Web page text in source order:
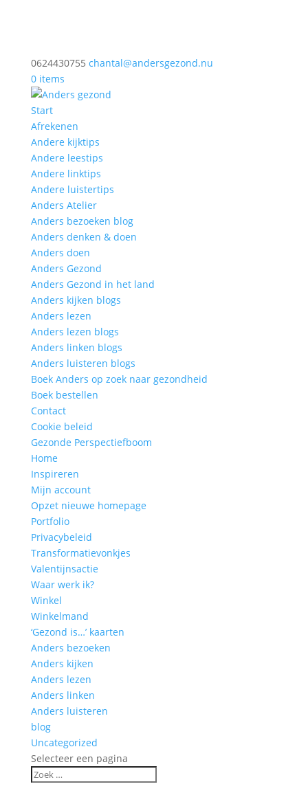
0624430755 chantal@andersgezond.nu
0 items
Start
Afrekenen
Andere kijktips
Andere leestips
Andere linktips
Andere luistertips
Anders Atelier
Anders bezoeken blog
Anders denken & doen
Anders doen
Anders Gezond
Anders Gezond in het land
Anders kijken blogs
Anders lezen
Anders lezen blogs
Anders linken blogs
Anders luisteren blogs
Boek Anders op zoek naar gezondheid
Boek bestellen
Contact
Cookie beleid
Gezonde Perspectiefboom
Home
Inspireren
Mijn account
Opzet nieuwe homepage
Portfolio
Privacybeleid
Transformatievonkjes
Valentijnsactie
Waar werk ik?
Winkel
Winkelmand
‘Gezond is…’ kaarten
Anders bezoeken
Anders kijken
Anders lezen
Anders linken
Anders luisteren
blog
Uncategorized
Selecteer een pagina